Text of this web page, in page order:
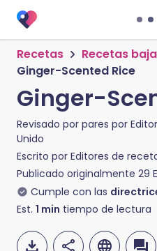
Recetas
Recetas
Ginger-Scented Rice
Ginger-
Revisado por pares por
Unido
Escrito por Editores de
Publicado originalmente 29
Cumple con las
Est. 1 min tiempo de lectura